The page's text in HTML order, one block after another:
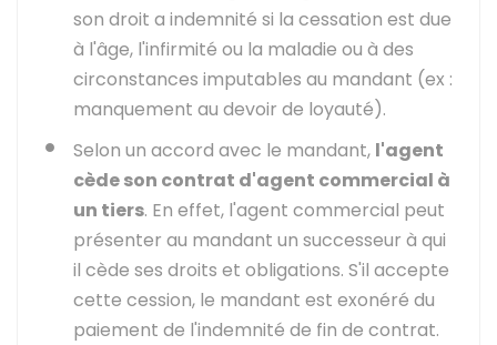
son droit a indemnité si la cessation est due
à l'âge, l'infirmité ou la maladie ou à des
circonstances imputables au mandant (ex :
manquement au devoir de loyauté).
Selon un accord avec le mandant, l'agent
cède son contrat d'agent commercial à
un tiers. En effet, l'agent commercial peut
présenter au mandant un successeur à qui
il cède ses droits et obligations. S'il accepte
cette cession, le mandant est exonéré du
paiement de l'indemnité de fin de contrat.